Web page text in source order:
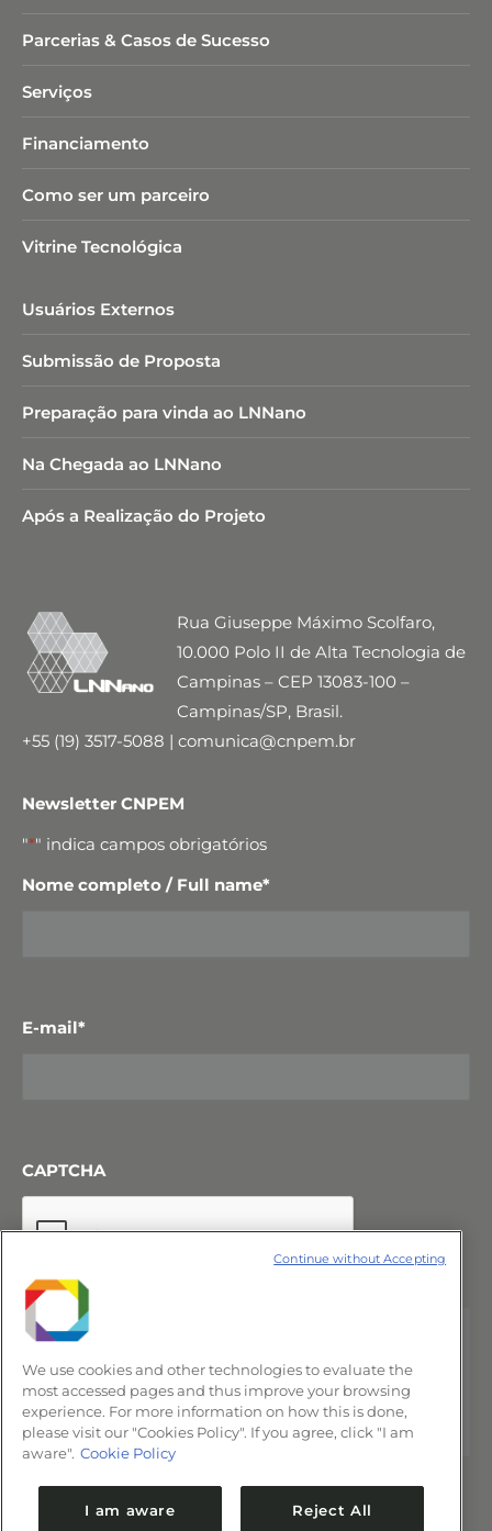
Parcerias & Casos de Sucesso
Serviços
Financiamento
Como ser um parceiro
Vitrine Tecnológica
Usuários Externos
Submissão de Proposta
Preparação para vinda ao LNNano
Na Chegada ao LNNano
Após a Realização do Projeto
Rua Giuseppe Máximo Scolfaro,
10.000 Polo II de Alta Tecnologia de
Campinas – CEP 13083-100 –
Campinas/SP, Brasil.
+55 (19) 3517-5088 | comunica@cnpem.br
Newsletter CNPEM
"*" indica campos obrigatórios
Nome completo / Full name*
E-mail*
CAPTCHA
We use cookies and other technologies to evaluate the
most accessed pages and thus improve your browsing
experience. For more information on how this is done,
please visit our "Cookies Policy". If you agree, click "I am
aware". Cookie Policy
I am aware Reject All
Continue without Accepting